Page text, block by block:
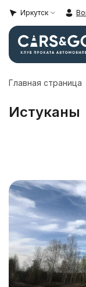
Иркутск
Автопарк
Super sale
Локации
Условия
О компании
Контакты
Главная страница
Истуканы